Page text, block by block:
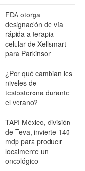
FDA otorga
designación de vía
rápida a terapia
celular de Xellsmart
para Parkinson
¿Por qué cambian los
niveles de
testosterona durante
el verano?
TAPI México, división
de Teva, invierte 140
mdp para producir
localmente un
oncológico